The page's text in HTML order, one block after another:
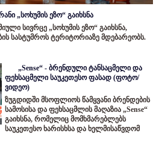
„სოხუმის ეზო“ გაიხსნა
სივრცე „სოხუმის ეზო“ გაიხსნა,
სასტუმროს ტერიტორიაზე მდებარეობს.
„Sense“ - ბრენდული ტანსაცმელი და
ფეხსაცმელი საუკეთესო ფასად (ფოტო/
ვიდეო)
ზუგდიდში მსოფლიოს წამყვანი ბრენდების
სამოსისა და ფეხსაცმლის მაღაზია „Sense“
გაიხსნა, რომელიც მომხმარებლებს
საუკეთესო ხარისხსა და ხელმისაწვდომ